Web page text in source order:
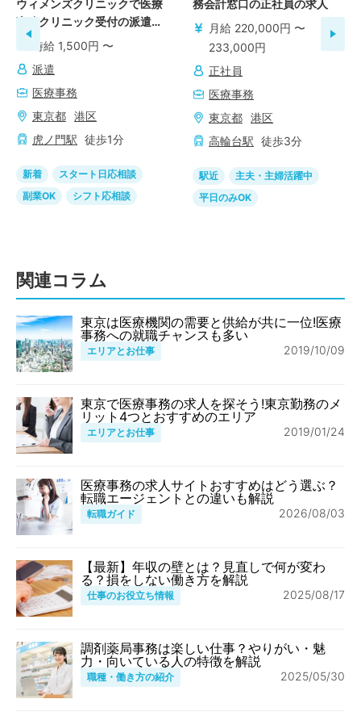
ウィメンズクリニックで医療
事務クリニック受付の派遣の
求人 時給 1,500円 〜
派遣
医療事務
東京都 港区
虎ノ門駅 徒歩1分
新着
スタート日応相談
副業OK
シフト応相談
務会計窓口の正社員の求人
月給 220,000円 〜
233,000円
正社員
医療事務
東京都 港区
高輪台駅 徒歩3分
駅近
主夫・主婦活躍中
平日のみOK
関連コラム
東京は医療機関の需要と供給が共に一位!医療
事務への就職チャンスも多い
エリアとお仕事 2019/10/09
東京で医療事務の求人を探そう!東京勤務のメ
リット4つとおすすめのエリア
エリアとお仕事 2019/01/24
医療事務の求人サイトおすすめはどう選ぶ？
転職エージェントとの違いも解説
転職ガイド 2026/08/03
【最新】年収の壁とは？見直しで何が変わ
る？損をしない働き方を解説
仕事のお役立ち情報 2025/08/17
調剤薬局事務は楽しい仕事？やりがい・魅
力・向いている人の特徴を解説
職種・働き方の紹介 2025/05/30